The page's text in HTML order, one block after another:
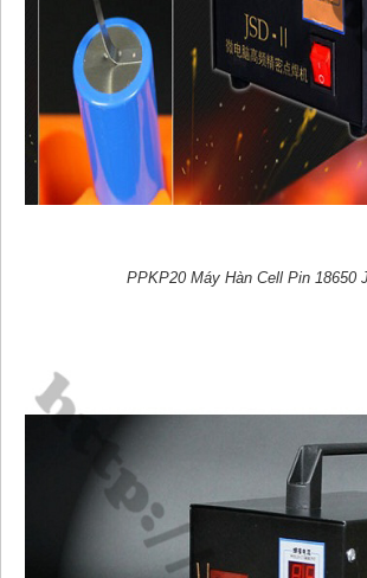
PPKP20 Máy Hàn Cell Pin 18650